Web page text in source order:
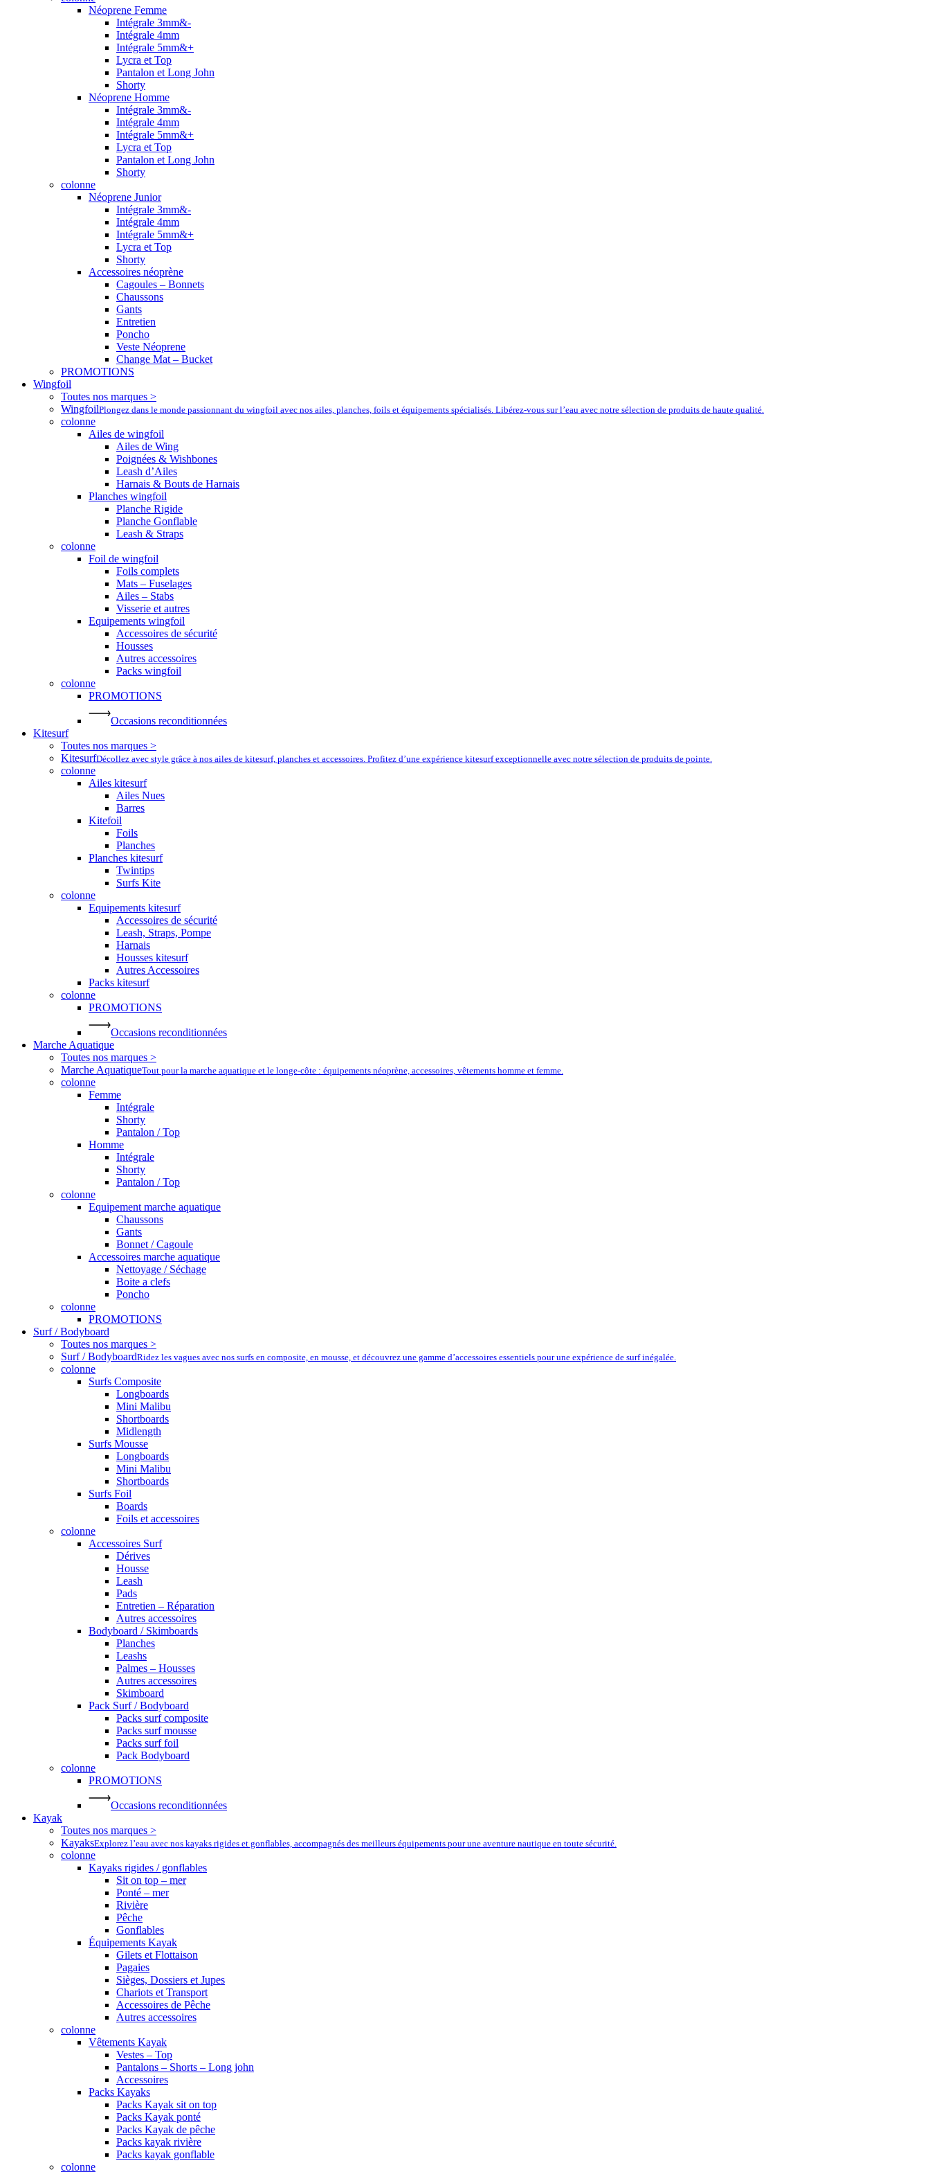
Néoprene Femme
Intégrale 3mm&-
Intégrale 4mm
Intégrale 5mm&+
Lycra et Top
Pantalon et Long John
Shorty
Néoprene Homme
Intégrale 3mm&-
Intégrale 4mm
Intégrale 5mm&+
Lycra et Top
Pantalon et Long John
Shorty
colonne
Néoprene Junior
Intégrale 3mm&-
Intégrale 4mm
Intégrale 5mm&+
Lycra et Top
Shorty
Accessoires néoprène
Cagoules – Bonnets
Chaussons
Gants
Entretien
Poncho
Veste Néoprene
Change Mat – Bucket
PROMOTIONS
Wingfoil
Toutes nos marques >
WingfoilPlongez dans le monde passionnant du wingfoil avec nos ailes, planches, foils et équipements spécialisés. Libérez-vous sur l’eau avec notre sélection de produits de haute qualité.
colonne
Ailes de wingfoil
Ailes de Wing
Poignées & Wishbones
Leash d’Ailes
Harnais & Bouts de Harnais
Planches wingfoil
Planche Rigide
Planche Gonflable
Leash & Straps
colonne
Foil de wingfoil
Foils complets
Mats – Fuselages
Ailes – Stabs
Visserie et autres
Equipements wingfoil
Accessoires de sécurité
Housses
Autres accessoires
Packs wingfoil
colonne
PROMOTIONS
Occasions reconditionnées
Kitesurf
Toutes nos marques >
KitesurfDécollez avec style grâce à nos ailes de kitesurf, planches et accessoires. Profitez d’une expérience kitesurf exceptionnelle avec notre sélection de produits de pointe.
colonne
Ailes kitesurf
Ailes Nues
Barres
Kitefoil
Foils
Planches
Planches kitesurf
Twintips
Surfs Kite
colonne
Equipements kitesurf
Accessoires de sécurité
Leash, Straps, Pompe
Harnais
Housses kitesurf
Autres Accessoires
Packs kitesurf
colonne
PROMOTIONS
Occasions reconditionnées
Marche Aquatique
Toutes nos marques >
Marche AquatiqueTout pour la marche aquatique et le longe-côte : équipements néoprène, accessoires, vêtements homme et femme.
colonne
Femme
Intégrale
Shorty
Pantalon / Top
Homme
Intégrale
Shorty
Pantalon / Top
colonne
Equipement marche aquatique
Chaussons
Gants
Bonnet / Cagoule
Accessoires marche aquatique
Nettoyage / Séchage
Boite a clefs
Poncho
colonne
PROMOTIONS
Surf / Bodyboard
Toutes nos marques >
Surf / BodyboardRidez les vagues avec nos surfs en composite, en mousse, et découvrez une gamme d’accessoires essentiels pour une expérience de surf inégalée.
colonne
Surfs Composite
Longboards
Mini Malibu
Shortboards
Midlength
Surfs Mousse
Longboards
Mini Malibu
Shortboards
Surfs Foil
Boards
Foils et accessoires
colonne
Accessoires Surf
Dérives
Housse
Leash
Pads
Entretien – Réparation
Autres accessoires
Bodyboard / Skimboards
Planches
Leashs
Palmes – Housses
Autres accessoires
Skimboard
Pack Surf / Bodyboard
Packs surf composite
Packs surf mousse
Packs surf foil
Pack Bodyboard
colonne
PROMOTIONS
Occasions reconditionnées
Kayak
Toutes nos marques >
KayaksExplorez l’eau avec nos kayaks rigides et gonflables, accompagnés des meilleurs équipements pour une aventure nautique en toute sécurité.
colonne
Kayaks rigides / gonflables
Sit on top – mer
Ponté – mer
Rivière
Pêche
Gonflables
Équipements Kayak
Gilets et Flottaison
Pagaies
Sièges, Dossiers et Jupes
Chariots et Transport
Accessoires de Pêche
Autres accessoires
colonne
Vêtements Kayak
Vestes – Top
Pantalons – Shorts – Long john
Accessoires
Packs Kayaks
Packs Kayak sit on top
Packs Kayak ponté
Packs Kayak de pêche
Packs kayak rivière
Packs kayak gonflable
colonne